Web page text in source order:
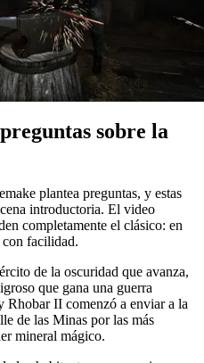
sobre la
plantea preguntas, y estas
introductoria. El video
completamente el clásico: en
facilidad.
de la oscuridad que avanza,
que gana una guerra
Rhobar II comenzó a enviar a la
de las Minas por las más
mineral mágico.